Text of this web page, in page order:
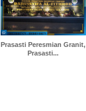
Prasasti Peresmian Granit,
Prasasti...